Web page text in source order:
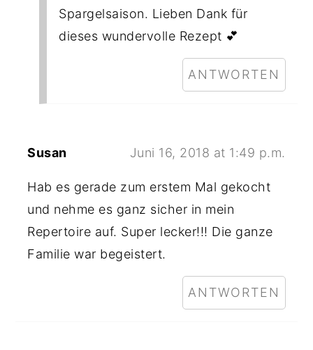
Spargelsaison. Lieben Dank für
dieses wundervolle Rezept 💕
ANTWORTEN
Susan Juni 16, 2018 at 1:49 p.m.
Hab es gerade zum erstem Mal gekocht
und nehme es ganz sicher in mein
Repertoire auf. Super lecker!!! Die ganze
Familie war begeistert.
ANTWORTEN